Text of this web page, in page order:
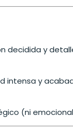
decidida y
intensa y
(ni